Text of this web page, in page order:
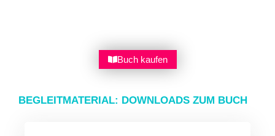
Buch kaufen
BEGLEITMATERIAL: DOWNLOADS ZUM BUCH